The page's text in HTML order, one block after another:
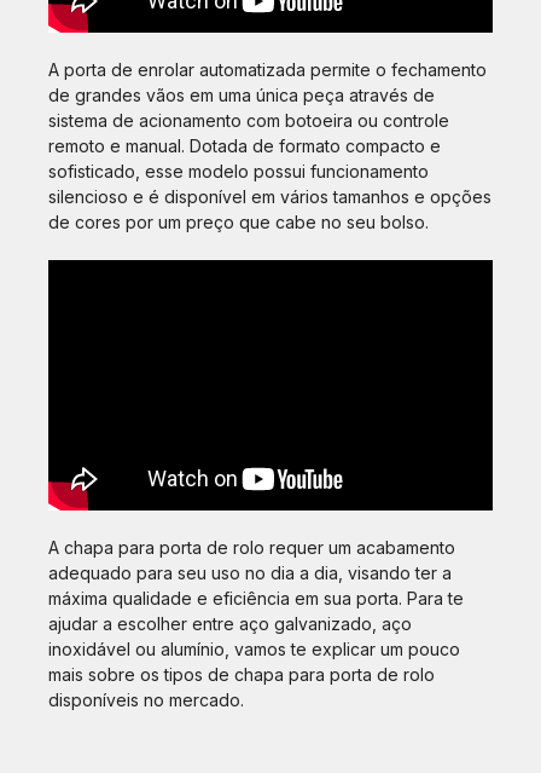
A porta de enrolar automatizada permite o fechamento
de grandes vãos em uma única peça através de
sistema de acionamento com botoeira ou controle
remoto e manual. Dotada de formato compacto e
sofisticado, esse modelo possui funcionamento
silencioso e é disponível em vários tamanhos e opções
de cores por um preço que cabe no seu bolso.
A chapa para porta de rolo requer um acabamento
adequado para seu uso no dia a dia, visando ter a
máxima qualidade e eficiência em sua porta. Para te
ajudar a escolher entre aço galvanizado, aço
inoxidável ou alumínio, vamos te explicar um pouco
mais sobre os tipos de chapa para porta de rolo
disponíveis no mercado.